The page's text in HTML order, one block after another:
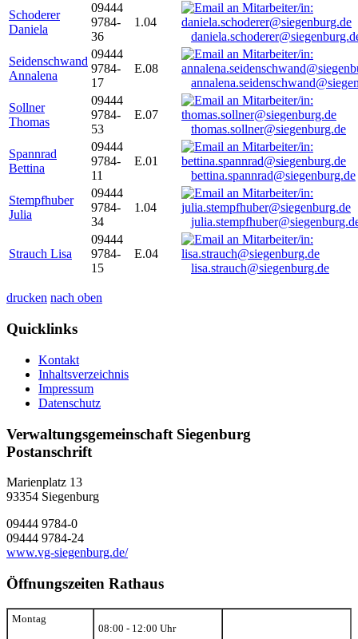
Schoderer
Daniela
09444
9784-
36
1.04
Seidenschwand
Annalena
09444
9784-
17
E.08
Sollner
Thomas
09444
9784-
53
E.07
thomas.sollner@siegenburg.de
Spannrad
Bettina
09444
9784-
11
E.01
bettina.spannrad@siegenburg.de
Stempfhuber
Julia
09444
9784-
34
1.04
Strauch Lisa
09444
9784-
15
E.04
lisa.strauch@siegenburg.de
drucken nach oben
Quicklinks
Kontakt
Inhaltsverzeichnis
Impressum
Datenschutz
Verwaltungsgemeinschaft Siegenburg
Postanschrift
Marienplatz 13
93354 Siegenburg
09444 9784-0
09444 9784-24
www.vg-siegenburg.de/
Öffnungszeiten Rathaus
Montag
08:00 - 12:00 Uhr